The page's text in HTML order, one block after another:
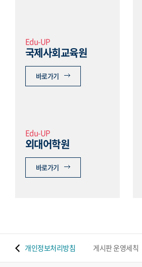
Edu-UP
국제사회교육원
바로가기
Edu-UP
외대어학원
바로가기
개인정보처리방침 게시판 운영세칙